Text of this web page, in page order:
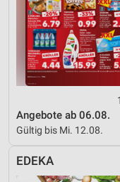
Angebote ab 06.08.
Gültig bis Mi. 12.08.
EDEKA
Erstellung von
von Inhalten
Verwendung von
personalisierter
Messung der
Messung der
Kombinationen von
Quellen